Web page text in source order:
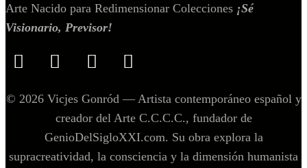
Arte Nacido para Redimensionar Colecciones ¡Sé
Visionario, Previsor!
© 2026 Vicjes Gonród — Artista contemporáneo español y
creador del Arte C.C.C.C., fundador de
GenioDelSigloXXI.com. Su obra explora la
supracreatividad, la consciencia y la dimensión humanista